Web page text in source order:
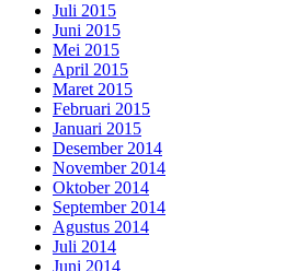
Juli 2015
Juni 2015
Mei 2015
April 2015
Maret 2015
Februari 2015
Januari 2015
Desember 2014
November 2014
Oktober 2014
September 2014
Agustus 2014
Juli 2014
Juni 2014